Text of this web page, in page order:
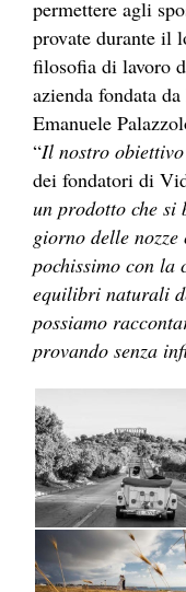
permettere agli
provate durante il
filosofia di lavoro
azienda fondata
Emanuele
“Il nostro obiettivo
dei fondatori di
un prodotto che
giorno delle
pochissimo con la
equilibri naturali
possiamo
provando senza